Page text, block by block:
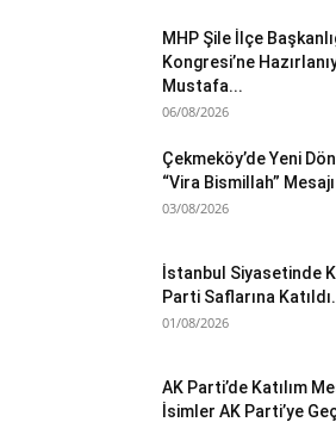
MHP Şile İlçe
Kongresi’ne
Mustafa...
06/08/2026
Çekmeköy’de Yeni
“Vira Bismillah” Mesajı
03/08/2026
İstanbul Siyasetinde
Parti Saflarına
01/08/2026
AK Parti’de Katılım
İsimler AK Parti’ye